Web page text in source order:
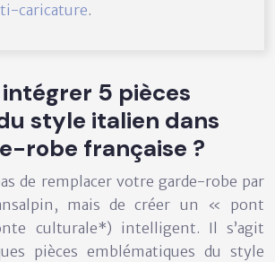
caricature.
5 pièces
style italien dans
robe française ?
de remplacer votre garde-robe par
mais de créer un « pont
culturale*) intelligent. Il s’agit
pièces emblématiques du style